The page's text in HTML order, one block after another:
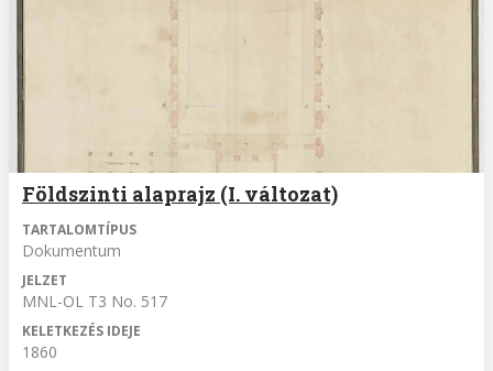
Földszinti alaprajz (I. változat)
TARTALOMTÍPUS
Dokumentum
JELZET
MNL-OL T3 No. 517
KELETKEZÉS IDEJE
1860